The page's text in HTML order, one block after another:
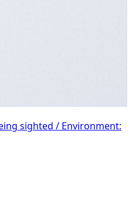
sighted / Environment: